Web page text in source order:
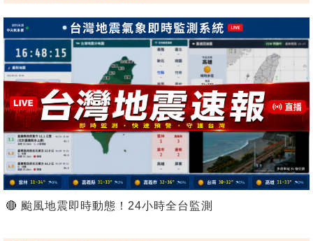
🔴 颱風地震即時動態！24小時全台監測